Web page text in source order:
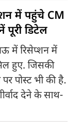
में पहुंचे CM
पूरी डिटेल
में रिसेप्शन में
हुए. जिसकी
पोस्ट भी की है.
देने के साथ-